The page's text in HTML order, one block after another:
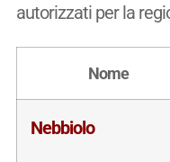
autorizzati per la
Nome
Nebbiolo